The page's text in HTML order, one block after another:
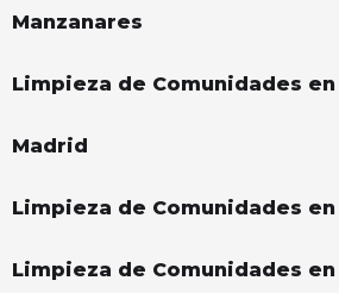
Manzanares
Limpieza de Comunidades
Madrid
Limpieza de Comunidades
Limpieza de Comunidades